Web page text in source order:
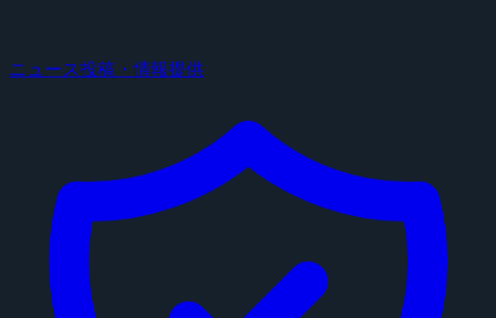
ニュース投稿・情報提供